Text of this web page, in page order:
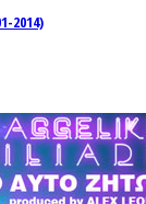
2014)